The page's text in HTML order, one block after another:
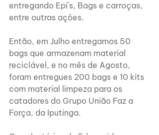
entregando Epi´s, Bags e carroças,
entre outras ações.
Então, em Julho entregamos 50
bags que armazenam material
reciclável, e no mês de Agosto,
foram entregues 200 bags e 10 kits
com material limpeza para os
catadores do Grupo União Faz a
Força, da Iputinga.